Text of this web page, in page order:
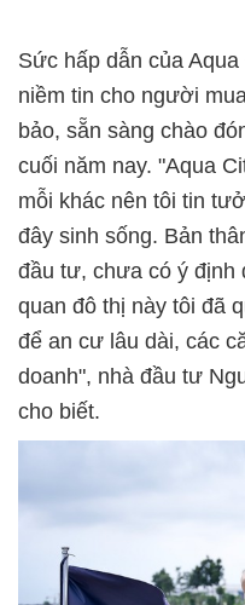
Sức hấp dẫn của
niềm tin cho người
bảo, sẵn sàng chào
cuối năm nay. "Aqua
mỗi khác nên tôi tin
đây sinh sống. Bản
đầu tư, chưa có ý định
quan đô thị này tôi đã
để an cư lâu dài, các
doanh", nhà đầu tư
cho biết.